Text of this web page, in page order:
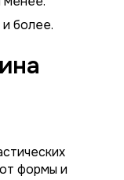
более.
формы и